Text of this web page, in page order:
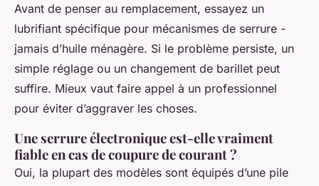
Avant de penser au remplacement, essayez un
lubrifiant spécifique pour mécanismes de serrure -
jamais d’huile ménagère. Si le problème persiste, un
simple réglage ou un changement de barillet peut
suffire. Mieux vaut faire appel à un professionnel
pour éviter d’aggraver les choses.
Une serrure électronique est-elle vraiment
fiable en cas de coupure de courant ?
Oui, la plupart des modèles sont équipés d’une pile